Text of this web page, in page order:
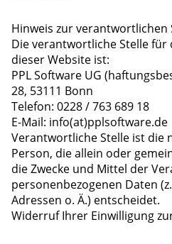
Hinweis zur verantwortlichen
Die verantwortliche Stelle
dieser Website ist:
PPL Software UG
28, 53111 Bonn
Telefon: 0228 / 763 689 18
E-Mail: info(at)pplsoftware.de
Verantwortliche Stelle ist die
Person, die allein oder
die Zwecke und Mittel der
personenbezogenen Daten
Adressen o. Ä.) entscheidet.
Widerruf Ihrer Einwilligung